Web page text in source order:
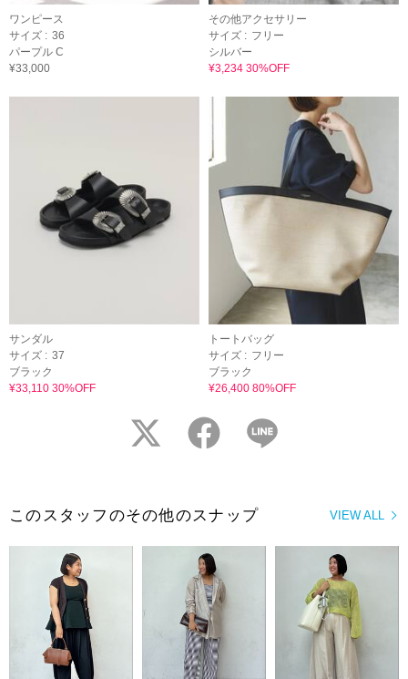
ワンピース
サイズ : 36
パープル C
¥33,000
その他アクセサリー
サイズ : フリー
シルバー
¥3,234 30%OFF
サンダル
サイズ : 37
ブラック
¥33,110 30%OFF
トートバッグ
サイズ : フリー
ブラック
¥26,400 80%OFF
twitter facebook
VIEW ALL
このスタッフのその他のスナップ